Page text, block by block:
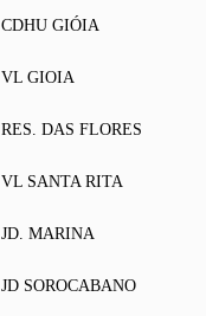
CDHU GIÓIA
VL GIOIA
RES. DAS FLORES
VL SANTA RITA
JD. MARINA
JD SOROCABANO